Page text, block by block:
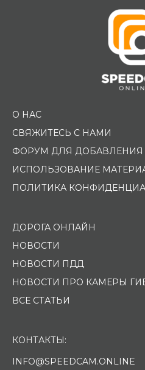
О НАС
СВЯЖИТЕСЬ С НАМИ
ФОРУМ ДЛЯ ДОБАВЛЕНИЯ
ИСПОЛЬЗОВАНИЕ
ПОЛИТИКА
ДОРОГА ОНЛАЙН
НОВОСТИ
НОВОСТИ ПДД
НОВОСТИ ПРО КАМЕРЫ
ВСЕ СТАТЬИ
КОНТАКТЫ:
INFO@SPEEDCAM.ONLINE